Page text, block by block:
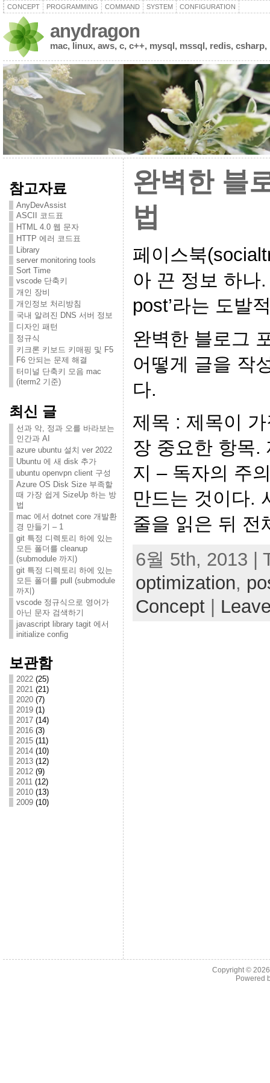
CONCEPT PROGRAMMING COMMAND SYSTEM CONFIGURATION
anydragon
mac, linux, aws, c, c++, mysql, mssql, redis,
참고자료
AnyDevAssist
ASCII 코드표
HTML 4.0 웹 문자
HTTP 에러 코드표
Library
server monitoring tools
Sort Time
vscode 단축키
개인 장비
개인정보 처리방침
국내 알려진 DNS 서버 정보
디자인 패턴
정규식
키크론 키보드 키매핑 및 F5
F6 안되는 문제 해결
터미널 단축키 모음 mac
(iterm2 기준)
최신 글
선과 악, 정과 오를 바라보는
인간과 AI
azure ubuntu 설치 ver 2022
Ubuntu 에 새 disk 추가
ubuntu openvpn client 구성
Azure OS Disk Size 부족할
때 가장 쉽게 SizeUp 하는 방
법
mac 에서 dotnet core 개발환
경 만들기 – 1
git 특정 디렉토리 하에 있는
모든 폴더를 cleanup
(submodule 까지)
git 특정 디렉토리 하에 있는
모든 폴더를 pull (submodule
까지)
vscode 정규식으로 영어가
아닌 문자 검색하기
javascript library tagit 에서
initialize config
보관함
2022(25)
2021(21)
2020(7)
2019(1)
2017(14)
2016(3)
2015(11)
2014(10)
2013(12)
2012(9)
2011(12)
2010(13)
2009(10)
완벽한 블
법
페이스북
아 끈 정보 하나
post’라는 도발
완벽한 블로그
어떻게 글을 작
다.
제목 : 제목이
장 중요한 항목.
지 – 독자의 주
만드는 것이다.
줄을 읽은 뒤
6월 5th, 2013 |
optimization,
Concept|
Copyright ©
Powered